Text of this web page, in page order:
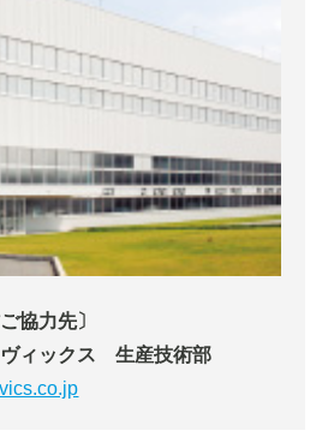
協力先〕
ィックス 生産技術部